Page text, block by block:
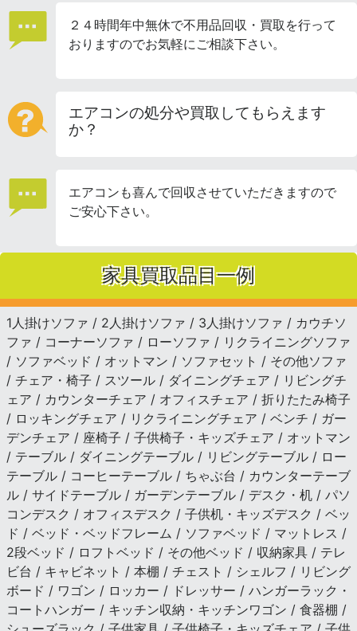
２４時間年中無休で不用品回収・買取を行って
おりますのでお気軽にご相談下さい。
エアコンの処分や買取してもらえます
か？
エアコンも喜んで回収させていただきますので
ご安心下さい。
家具買取品目一例
1人掛けソファ / 2人掛けソファ / 3人掛けソファ / カウチソ
ファ / コーナーソファ / ローソファ / リクライニングソファ
/ ソファベッド / オットマン / ソファセット / その他ソファ
/ チェア・椅子 / スツール / ダイニングチェア / リビングチ
ェア / カウンターチェア / オフィスチェア / 折りたたみ椅子
/ ロッキングチェア / リクライニングチェア / ベンチ / ガー
デンチェア / 座椅子 / 子供椅子・キッズチェア / オットマン
/ テーブル / ダイニングテーブル / リビングテーブル / ロー
テーブル / コーヒーテーブル / ちゃぶ台 / カウンターテーブ
ル / サイドテーブル / ガーデンテーブル / デスク・机 / パソ
コンデスク / オフィスデスク / 子供机・キッズデスク / ベッ
ド / ベッド・ベッドフレーム / ソファベッド / マットレス /
2段ベッド / ロフトベッド / その他ベッド / 収納家具 / テレ
ビ台 / キャビネット / 本棚 / チェスト / シェルフ / リビング
ボード / ワゴン / ロッカー / ドレッサー / ハンガーラック・
コートハンガー / キッチン収納・キッチンワゴン / 食器棚 /